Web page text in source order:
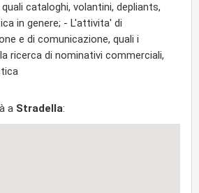
cataloghi, volantini, depliants,
in genere; - L'attivita' di
e di comunicazione, quali i
ricerca di nominativi commerciali,
a Stradella: